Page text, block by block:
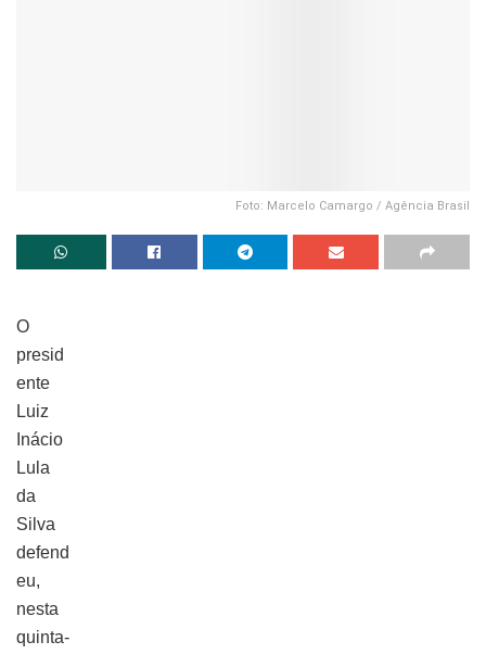
Foto: Marcelo Camargo / Agência Brasil
O
presid
ente
Luiz
Inácio
Lula
da
Silva
defend
eu,
nesta
quinta-